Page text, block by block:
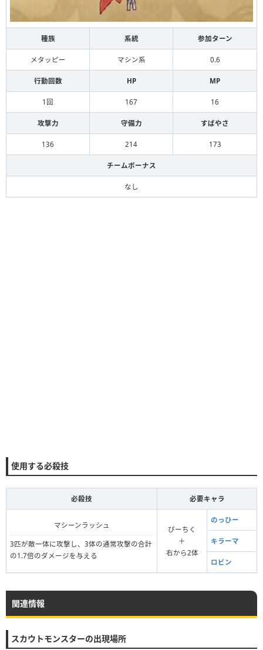
種族 系統 参加ターン
メタッピー マシン系 0.6
行動回数 HP MP
1回 167 16
攻撃力 守備力 すばやさ
136 214 173
チームボーナス
なし
使用する必殺技
必殺技 必要キャラ
マシーンラッシュ
3匹が敵一体に攻撃し、3体の通常攻撃の合計
の1.7倍のダメージを与える
ぴーちく
＋
右から2体
のっひー
キラーマ
ロビン
関連情報
スカウトモンスターの出現場所